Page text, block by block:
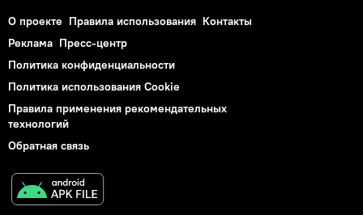
О проекте Правила использования Контакты
Реклама Пресс-центр
Политика конфиденциальности
Политика использования Cookie
Правила применения рекомендательных
технологий
Обратная связь